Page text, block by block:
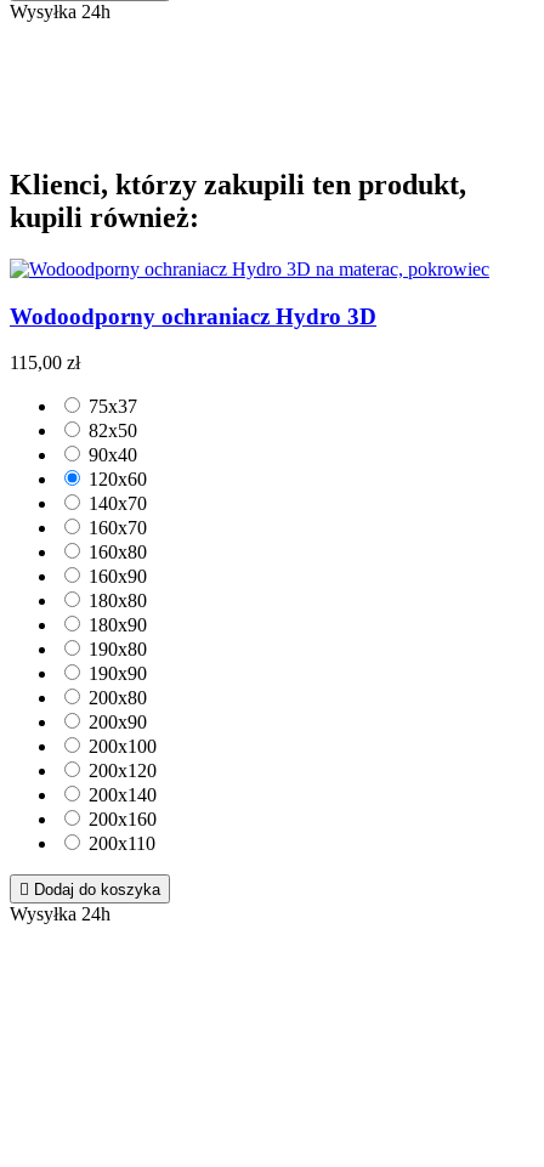
Wysyłka 24h
Klienci, którzy zakupili ten produkt,
kupili również:
Wodoodporny ochraniacz Hydro 3D
115,00 zł
75x37
82x50
90x40
120x60
140x70
160x70
160x80
160x90
180x80
180x90
190x80
190x90
200x80
200x90
200x100
200x120
200x140
200x160
200x110
 Dodaj do koszyka
Wysyłka 24h